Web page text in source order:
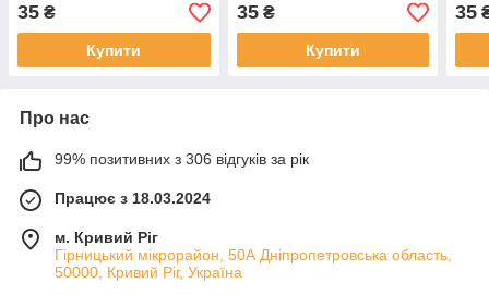
35 ₴
Купити
35₴
Купити
35
Про нас
99% позитивних з 306 відгуків за рік
Працює з 18.03.2024
м. Кривий Ріг
Гірницький мікрорайон, 50А Дніпропетровська область,
50000, Кривий Ріг, Україна